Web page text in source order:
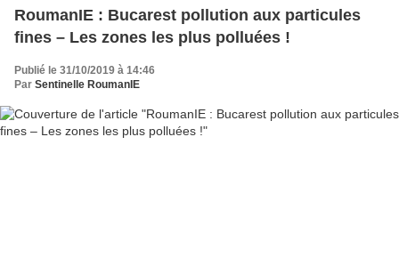
RoumanIE : Bucarest pollution aux particules
fines – Les zones les plus polluées !
Publié le 31/10/2019 à 14:46
Par Sentinelle RoumanIE